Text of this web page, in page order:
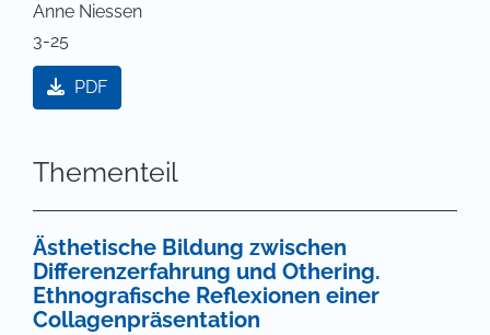
Anne Niessen
3-25
PDF
Thementeil
Ästhetische Bildung zwischen
Differenzerfahrung und Othering.
Ethnografische Reflexionen einer
Collagenpräsentation